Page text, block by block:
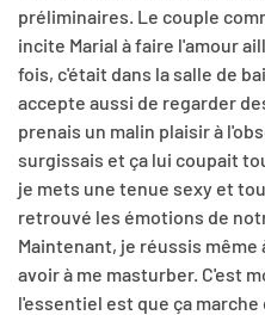
préliminaires. Le couple
incite Marial à faire l'amour
fois, c'était dans la salle de
accepte aussi de regarder
prenais un malin plaisir à
surgissais et ça lui coupait
je mets une tenue sexy et
retrouvé les émotions de
Maintenant, je réussis même
avoir à me masturber. C'est
l'essentiel est que ça marche